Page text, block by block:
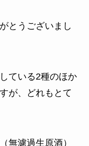
とうございまし
ている2種のほか
が、どれもとて
無濾過生原酒）